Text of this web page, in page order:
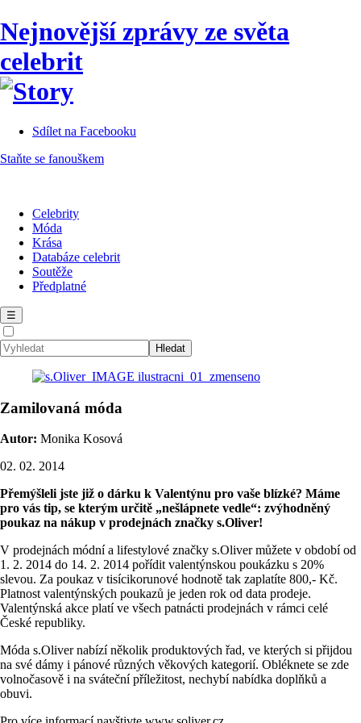
Nejnovější zprávy ze světa
celebrit
Sdílet na Facebooku
Staňte se fanouškem
Celebrity
Móda
Krása
Databáze celebrit
Soutěže
Předplatné
☰
Zamilovaná móda
Autor: Monika Kosová
02. 02. 2014
Přemýšleli jste již o dárku k Valentýnu pro vaše blízké? Máme
pro vás tip, se kterým určitě „nešlápnete vedle“: zvýhodněný
poukaz na nákup v prodejnách značky s.Oliver!
V prodejnách módní a lifestylové značky s.Oliver můžete v období od
1. 2. 2014 do 14. 2. 2014 pořídit valentýnskou poukázku s 20%
slevou. Za poukaz v tisícikorunové hodnotě tak zaplatíte 800,- Kč.
Platnost valentýnských poukazů je jeden rok od data prodeje.
Valentýnská akce platí ve všech patnácti prodejnách v rámci celé
České republiky.
Móda s.Oliver nabízí několik produktových řad, ve kterých si přijdou
na své dámy i pánové různých věkových kategorií. Obléknete se zde
volnočasově i na sváteční příležitost, nechybí nabídka doplňků a
obuvi.